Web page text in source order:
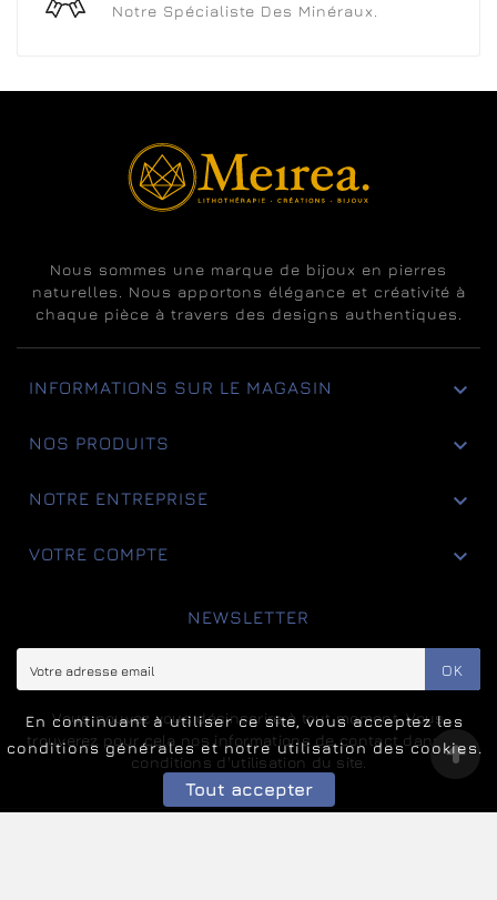
En continuant à utiliser ce site, vous acceptez les
conditions générales et notre utilisation des cookies.
Tout accepter
Notre Spécialiste Des Minéraux.
Nous sommes une marque de bijoux en pierres
naturelles. Nous apportons élégance et créativité à
chaque pièce à travers des designs authentiques.
INFORMATIONS SUR LE MAGASIN 
NOS PRODUITS 
NOTRE ENTREPRISE 
VOTRE COMPTE 
NEWSLETTER
OK
Vous pouvez vous désinscrire à tout moment. Vous
trouverez pour cela nos informations de contact dans les
conditions d'utilisation du site.